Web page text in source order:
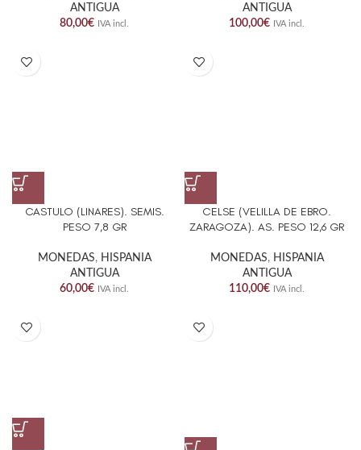
ANTIGUA
80,00€ IVA incl.
ANTIGUA
100,00€ IVA incl.
CASTULO (LINARES). SEMIS.
PESO 7,8 GR
MONEDAS, HISPANIA
ANTIGUA
60,00€ IVA incl.
CELSE (VELILLA DE EBRO.
ZARAGOZA). AS. PESO 12,6 GR
MONEDAS, HISPANIA
ANTIGUA
110,00€ IVA incl.